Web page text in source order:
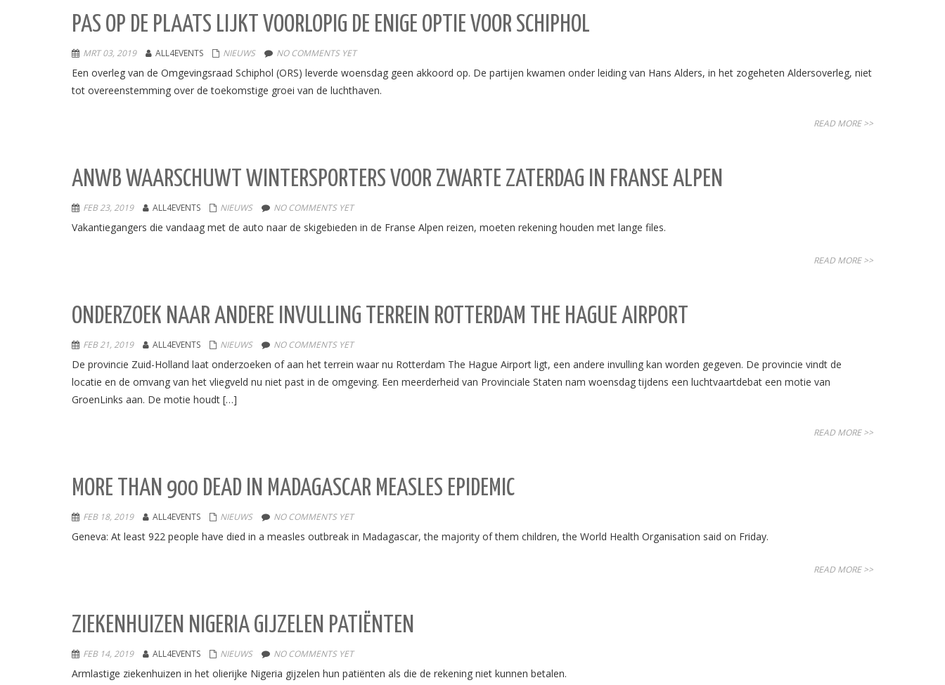
PAS OP DE PLAATS LIJKT VOORLOPIG DE ENIGE OPTIE VOOR SCHIPHOL
MRT 03, 2019 ALL4EVENTS NIEUWS NO COMMENTS YET
Een overleg van de Omgevingsraad Schiphol (ORS) leverde woensdag geen akkoord op. De partijen kwamen onder leiding van Hans Alders, in het zogeheten Aldersoverleg, niet
tot overeenstemming over de toekomstige groei van de luchthaven.
READ MORE >>
ANWB WAARSCHUWT WINTERSPORTERS VOOR ZWARTE ZATERDAG IN FRANSE ALPEN
FEB 23, 2019 ALL4EVENTS NIEUWS NO COMMENTS YET
Vakantiegangers die vandaag met de auto naar de skigebieden in de Franse Alpen reizen, moeten rekening houden met lange files.
READ MORE >>
ONDERZOEK NAAR ANDERE INVULLING TERREIN ROTTERDAM THE HAGUE AIRPORT
FEB 21, 2019 ALL4EVENTS NIEUWS NO COMMENTS YET
De provincie Zuid-Holland laat onderzoeken of aan het terrein waar nu Rotterdam The Hague Airport ligt, een andere invulling kan worden gegeven. De provincie vindt de
locatie en de omvang van het vliegveld nu niet past in de omgeving. Een meerderheid van Provinciale Staten nam woensdag tijdens een luchtvaartdebat een motie van
GroenLinks aan. De motie houdt […]
READ MORE >>
MORE THAN 900 DEAD IN MADAGASCAR MEASLES EPIDEMIC
FEB 18, 2019 ALL4EVENTS NIEUWS NO COMMENTS YET
Geneva: At least 922 people have died in a measles outbreak in Madagascar, the majority of them children, the World Health Organisation said on Friday.
READ MORE >>
ZIEKENHUIZEN NIGERIA GIJZELEN PATIËNTEN
FEB 14, 2019 ALL4EVENTS NIEUWS NO COMMENTS YET
Armlastige ziekenhuizen in het olierijke Nigeria gijzelen hun patiënten als die de rekening niet kunnen betalen.